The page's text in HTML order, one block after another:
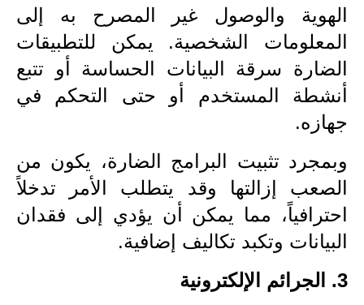
المرحلة الاعدادية
مواضيع انشاء
المرحلة الابتدائية
المرحلة الاعدادية
الجامعات
اخبار وقرارات وزارة التعليم
الهوية والوصول غير المصرح به إلى
المعلومات الشخصية. يمكن للتطبيقات
الضارة سرقة البيانات الحساسة أو تتبع
أنشطة المستخدم أو حتى التحكم في
جهازه.
وبمجرد تثبيت البرامج الضارة، يكون من
الصعب إزالتها وقد يتطلب الأمر تدخلاً
احترافياً، مما يمكن أن يؤدي إلى فقدان
البيانات وتكبد تكاليف إضافية.
3. الجرائم الإلكترونية